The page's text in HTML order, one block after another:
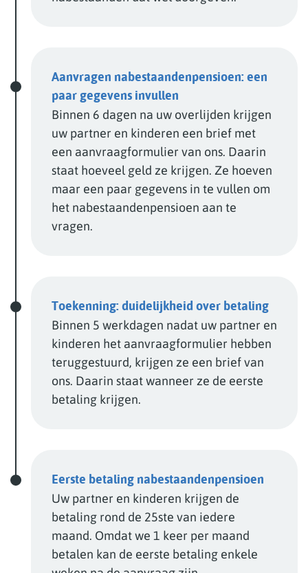
Aanvragen nabestaandenpensioen: een
paar gegevens invullen
Binnen 6 dagen na uw overlijden krijgen
uw partner en kinderen een brief met
een aanvraagformulier van ons. Daarin
staat hoeveel geld ze krijgen. Ze hoeven
maar een paar gegevens in te vullen om
het nabestaandenpensioen aan te
vragen.
Toekenning: duidelijkheid over betaling
Binnen 5 werkdagen nadat uw partner en
kinderen het aanvraagformulier hebben
teruggestuurd, krijgen ze een brief van
ons. Daarin staat wanneer ze de eerste
betaling krijgen.
Eerste betaling nabestaandenpensioen
Uw partner en kinderen krijgen de
betaling rond de 25ste van iedere
maand. Omdat we 1 keer per maand
betalen kan de eerste betaling enkele